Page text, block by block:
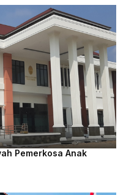
Pemerkosa Anak